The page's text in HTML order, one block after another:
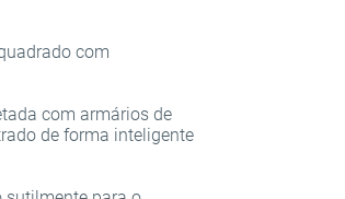
com
com armários de
de forma inteligente